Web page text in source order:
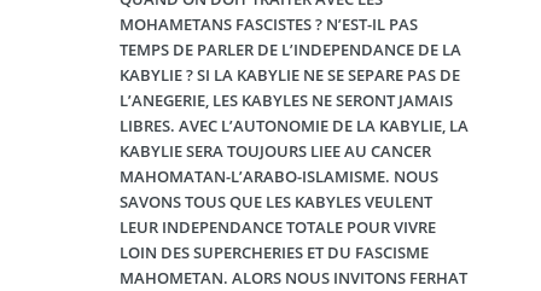
MOHAMETANS FASCISTES ? N’EST-IL PAS
TEMPS DE PARLER DE L’INDEPENDANCE DE LA
KABYLIE ? SI LA KABYLIE NE SE SEPARE PAS DE
L’ANEGERIE, LES KABYLES NE SERONT JAMAIS
LIBRES. AVEC L’AUTONOMIE DE LA KABYLIE, LA
KABYLIE SERA TOUJOURS LIEE AU CANCER
MAHOMATAN-L’ARABO-ISLAMISME. NOUS
SAVONS TOUS QUE LES KABYLES VEULENT
LEUR INDEPENDANCE TOTALE POUR VIVRE
LOIN DES SUPERCHERIES ET DU FASCISME
MAHOMETAN. ALORS NOUS INVITONS FERHAT